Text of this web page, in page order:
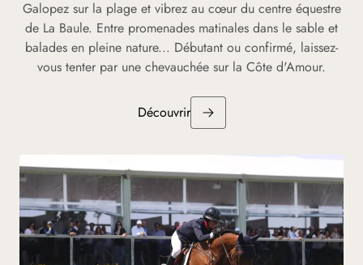
Galopez sur la plage et vibrez au cœur du centre équestre
de La Baule. Entre promenades matinales dans le sable et
balades en pleine nature... Débutant ou confirmé, laissez-
vous tenter par une chevauchée sur la Côte d'Amour.
Découvrir